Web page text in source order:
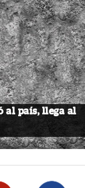
al país, llega al